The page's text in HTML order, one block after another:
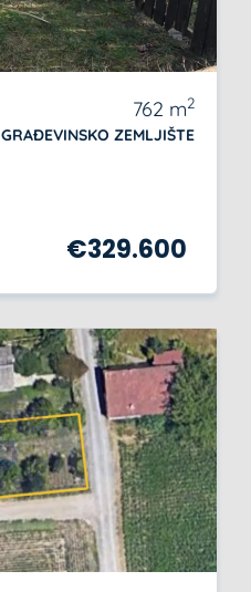
762 m2
GRAĐEVINSKO ZEMLJIŠTE
€329.600